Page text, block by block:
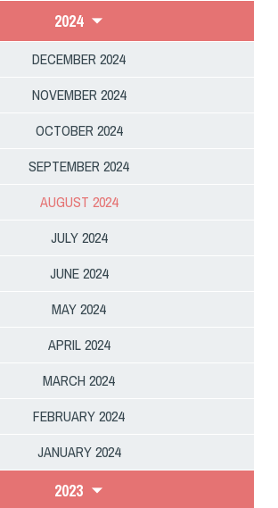
2024
DECEMBER 2024
NOVEMBER 2024
OCTOBER 2024
SEPTEMBER 2024
AUGUST 2024
JULY 2024
JUNE 2024
MAY 2024
APRIL 2024
MARCH 2024
FEBRUARY 2024
JANUARY 2024
2023
Mantrailing
Nosework
Retriever Sport
Ricerca Tartufo
Treibball
Ipo Delta
Sleddog